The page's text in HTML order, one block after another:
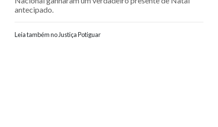
antecipado.
Leia também no Justiça Potiguar